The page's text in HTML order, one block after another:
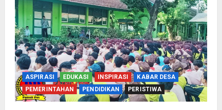
ASPIRASI EDUKASI INSPIRASI
KABAR DESA
PEMERINTAHAN
PENDIDIKAN PERISTIWA